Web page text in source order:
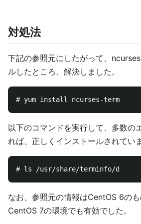
対処法
下記の参照元にしたがって、
ルしたところ、解決しました。
以下のコマンドを実行して、多数の
れば、正しくインストールされていま
なお、参照元の情報はCentOS 6の
CentOS 7の環境でも有効でした。